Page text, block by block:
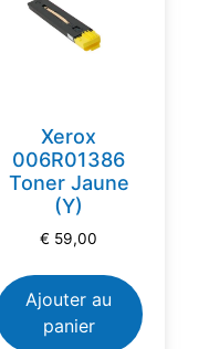
Xerox
006R01386
Toner Jaune
(Y)
€ 59,00
Ajouter au
panier